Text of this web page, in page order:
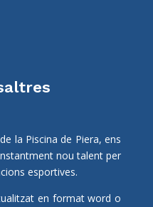
la Piscina de Piera, ens
nou talent per
esportives.
en format word o